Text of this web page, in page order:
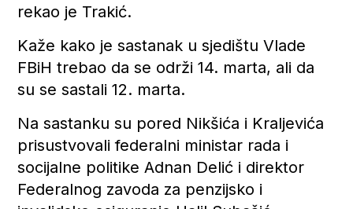
rekao je Trakić.
Kaže kako je sastanak u sjedištu Vlade
FBiH trebao da se održi 14. marta, ali da
su se sastali 12. marta.
Na sastanku su pored Nikšića i Kraljevića
prisustvovali federalni ministar rada i
socijalne politike Adnan Delić i direktor
Federalnog zavoda za penzijsko i